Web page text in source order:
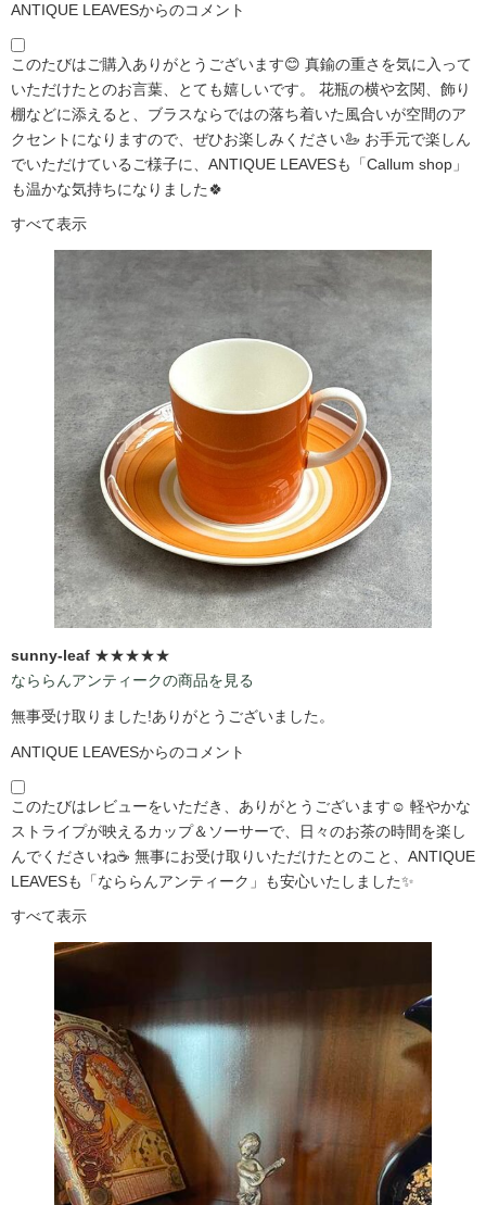
ANTIQUE LEAVESからのコメント
このたびはご購入ありがとうございます😊 真鍮の重さを気に入って
いただけたとのお言葉、とても嬉しいです。 花瓶の横や玄関、飾り
棚などに添えると、ブラスならではの落ち着いた風合いが空間のア
クセントになりますので、ぜひお楽しみください🦢 お手元で楽しん
でいただけているご様子に、ANTIQUE LEAVESも「Callum shop」
も温かな気持ちになりました🍀
すべて表示
sunny-leaf ★★★★★
なららんアンティークの商品を見る
無事受け取りました!ありがとうございました。
ANTIQUE LEAVESからのコメント
このたびはレビューをいただき、ありがとうございます☺️ 軽やかな
ストライプが映えるカップ＆ソーサーで、日々のお茶の時間を楽し
んでくださいね☕ 無事にお受け取りいただけたとのこと、ANTIQUE
LEAVESも「なららんアンティーク」も安心いたしました✨
すべて表示